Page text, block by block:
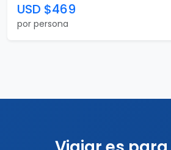
USD $469
por persona